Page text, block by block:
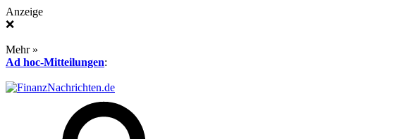
Anzeige
❌
Mehr »
Ad hoc-Mitteilungen: